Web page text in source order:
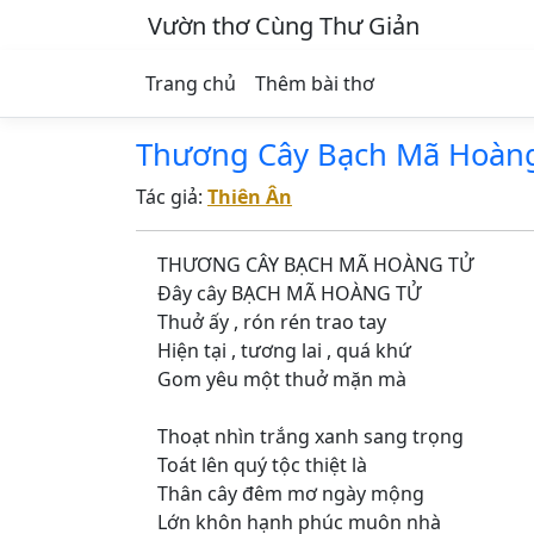
Vườn thơ Cùng Thư Giản
Trang chủ Thêm bài thơ
Thương Cây Bạch Mã
Tác giả: Thiên Ân
THƯƠNG CÂY BẠCH MÃ HOÀNG TỬ
Đây cây BẠCH MÃ HOÀNG TỬ
Thuở ấy , rón rén trao tay
Hiện tại , tương lai , quá khứ
Gom yêu một thuở mặn mà
Thoạt nhìn trắng xanh sang trọng
Toát lên quý tộc thiệt là
Thân cây đêm mơ ngày mộng
Lớn khôn hạnh phúc muôn nhà